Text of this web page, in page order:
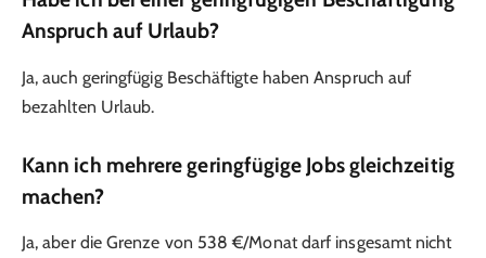
Anspruch auf Urlaub?
Ja, auch geringfügig Beschäftigte haben Anspruch auf
bezahlten Urlaub.
Kann ich mehrere geringfügige Jobs gleichzeitig
machen?
Ja, aber die Grenze von 538 €/Monat darf insgesamt nicht